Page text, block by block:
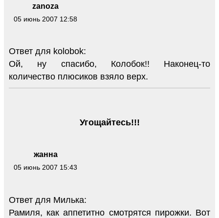
zanoza
05 июнь 2007 12:58
Ответ для kolobok:
Ой, ну спасибо, Колобок!! Наконец-то
количество плюсиков взяло верх.
жанна
05 июнь 2007 15:43
Угощайтесь!!!
Ответ для Милька:
Рамиля, как аппетитно смотрятся пирожки. Вот